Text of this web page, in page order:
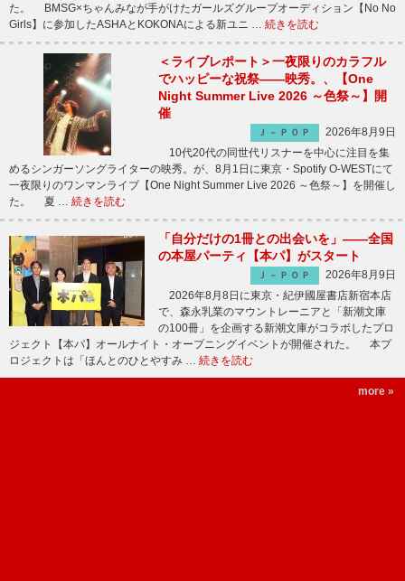
た。 BMSG×ちゃんみなが手がけたガールズグループオーディション【No No
Girls】に参加したASHAとKOKONAによる新ユニ … 続きを読む
＜ライブレポート＞一夜限りのカラフル
でハッピーな祝祭――映秀。、【One
Night Summer Live 2026 ～色祭～】開
催
Ｊ－ＰＯＰ
2026年8月9日
10代20代の同世代リスナーを中心に注目を集
めるシンガーソングライターの映秀。が、8月1日に東京・Spotify O-WESTにて
一夜限りのワンマンライブ【One Night Summer Live 2026 ～色祭～】を開催し
た。 夏 … 続きを読む
「自分だけの1冊との出会いを」――全国
の本屋パーティ【本パ】がスタート
Ｊ－ＰＯＰ
2026年8月9日
2026年8月8日に東京・紀伊國屋書店新宿本店
で、森永乳業のマウントレーニアと「新潮文庫
の100冊」を企画する新潮文庫がコラボしたプロ
ジェクト【本パ】オールナイト・オープニングイベントが開催された。 本プ
ロジェクトは「ほんとのひとやすみ … 続きを読む
more »